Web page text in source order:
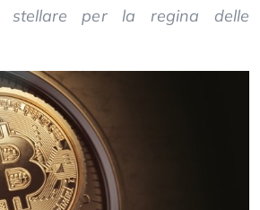
stellare per la regina delle